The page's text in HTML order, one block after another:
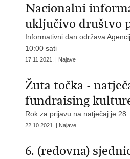
Nacionalni
uključivo društvo
Informativni dan održava
10:00 sati
17.11.2021. | Najave
Žuta točka -
fundraising
Rok za prijavu na natječaj je 28.
22.10.2021. | Najave
​6. (redovna)